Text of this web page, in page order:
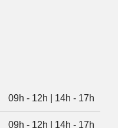
09h - 12h | 14h - 17h
09h - 12h | 14h - 17h